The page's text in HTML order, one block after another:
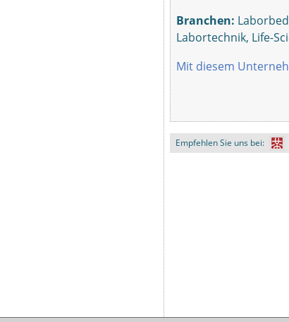
Branchen:
Labortechnik, Life-
Mit diesem
Empfehlen Sie uns bei: